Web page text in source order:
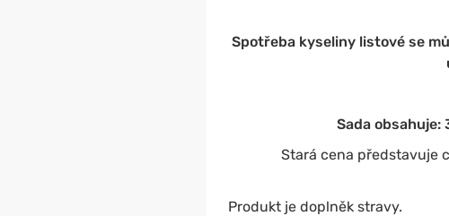
Spotřeba kyseliny listové se
Sada obsahuje:
Stará cena představuje
Produkt je doplněk stravy.